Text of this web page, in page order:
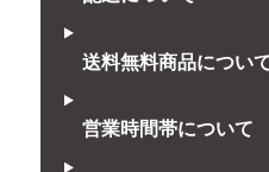
送料無料商品につい
営業時間帯について